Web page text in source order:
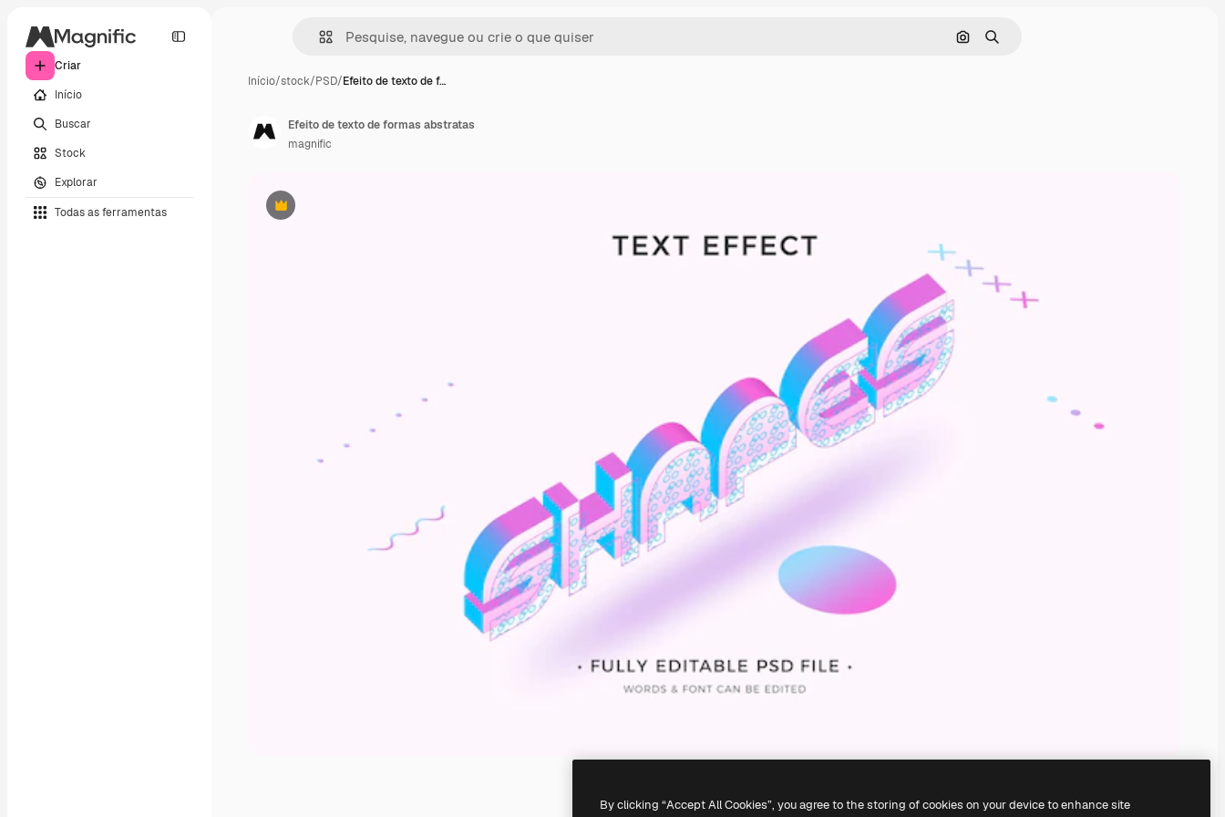
Criar
Início
Buscar
Stock
Explorar
Todas as ferramentas
Pesquisar por imagem
Buscar
Início/stock/PSD/Efeito de texto de f…
Premium
Efeito de texto de formas abstratas
magnific
By clicking “Accept All Cookies”, you agree to the storing of cookies on your device to enhance site